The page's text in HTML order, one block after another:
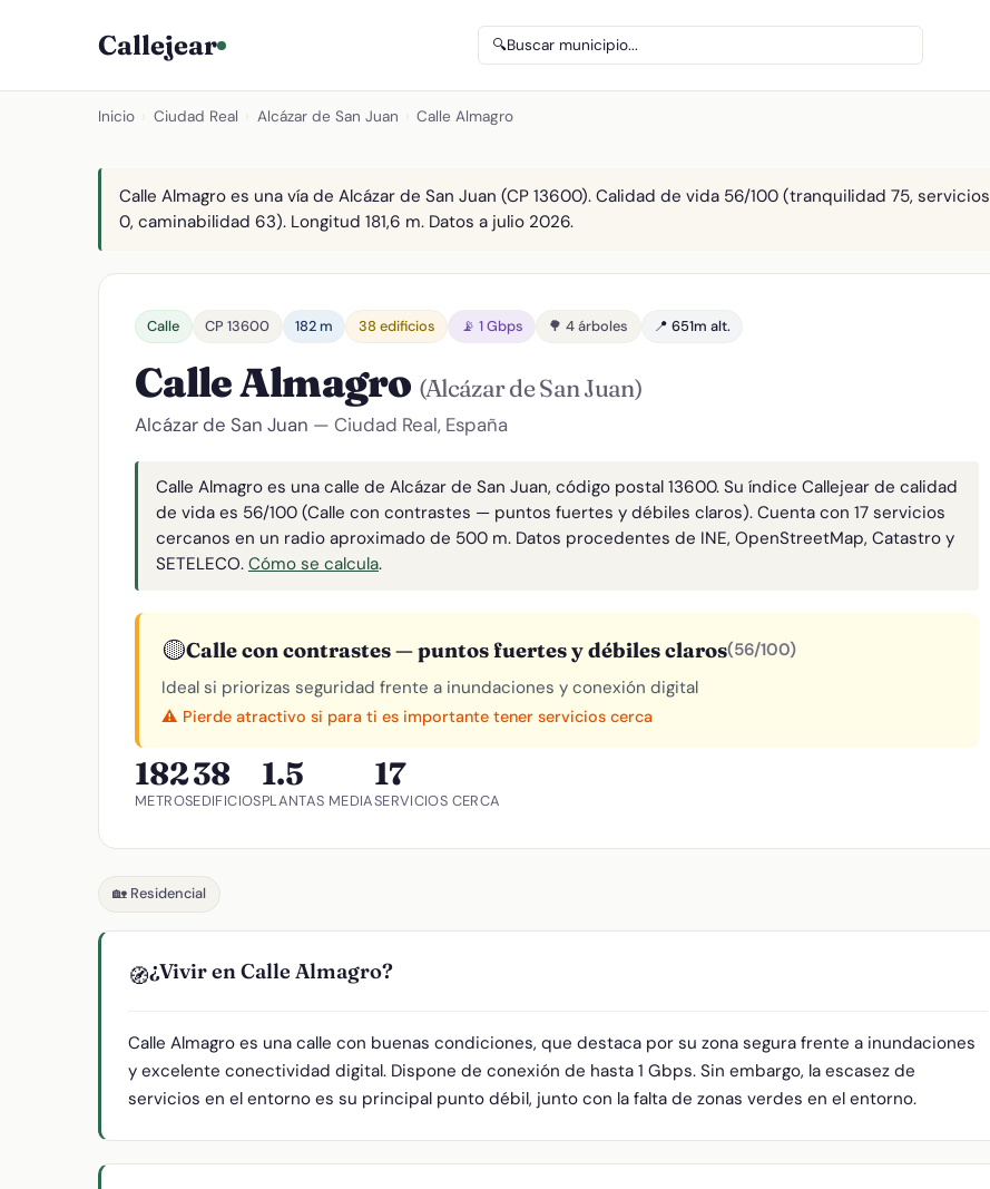
Callejear 🔍Buscar municipio...
Inicio Ciudad Real Alcázar de San Juan Calle Almagro
Calle Almagro es una vía de Alcázar de San Juan (CP 13600). Calidad de vida 56/100 (tranquilidad 75, servicios
0, caminabilidad 63). Longitud 181,6 m. Datos a julio 2026.
Calle CP 13600 182 m 38 edificios 📡 1 Gbps 🌳 4 árboles 📍 651m alt.
Calle Almagro (Alcázar de San Juan)
Alcázar de San Juan — Ciudad Real, España
Calle Almagro es una calle de Alcázar de San Juan, código postal 13600. Su índice Callejear de calidad
de vida es 56/100 (Calle con contrastes — puntos fuertes y débiles claros). Cuenta con 17 servicios
cercanos en un radio aproximado de 500 m. Datos procedentes de INE, OpenStreetMap, Catastro y
SETELECO. Cómo se calcula.
🟡Calle con contrastes — puntos fuertes y débiles claros(56/100)
Ideal si priorizas seguridad frente a inundaciones y conexión digital
⚠️ Pierde atractivo si para ti es importante tener servicios cerca
182
METROS
38
EDIFICIOS
1.5
PLANTAS MEDIA
17
SERVICIOS CERCA
🏡 Residencial
🧭¿Vivir en Calle Almagro?
Calle Almagro es una calle con buenas condiciones, que destaca por su zona segura frente a inundaciones
y excelente conectividad digital. Dispone de conexión de hasta 1 Gbps. Sin embargo, la escasez de
servicios en el entorno es su principal punto débil, junto con la falta de zonas verdes en el entorno.